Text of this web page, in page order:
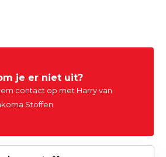
je er niet uit?
contact op met Harry van
Stoffen